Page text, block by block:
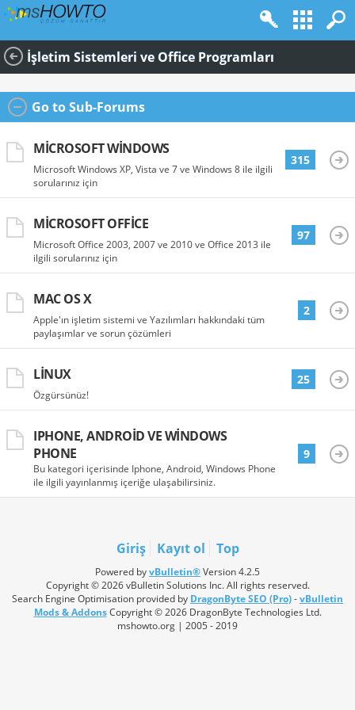
İşletim Sistemleri ve Office Programları
Go to Sub-Forums
MICROSOFT WINDOWS
Microsoft Windows XP, Vista ve 7 ve Windows 8 ile ilgili
sorularınız için
315
MICROSOFT OFFICE
Microsoft Office 2003, 2007 ve 2010 ve Office 2013 ile
ilgili sorularınız için
97
MAC OS X
Apple'ın işletim sistemi ve Yazılımları hakkındaki tüm
paylaşımlar ve sorun çözümleri
2
LINUX
Özgürsünüz!
25
IPHONE, ANDROID VE WINDOWS
PHONE
Bu kategori içerisinde Iphone, Android, Windows Phone
ile ilgili yayınlanmış içeriğe ulaşabilirsiniz.
9
Giriş Kayıt ol Top
Powered byvBulletin®Version 4.2.5
Copyright © 2026 vBulletin Solutions Inc. All rights reserved.
Search Engine Optimisation provided by DragonByte SEO (Pro)-vBulletin
Mods & AddonsCopyright © 2026 DragonByte Technologies Ltd.
mshowto.org | 2005 - 2019